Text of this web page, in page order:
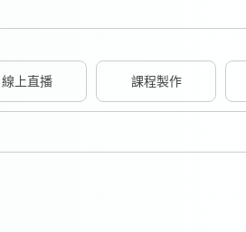
線上直播 課程製作